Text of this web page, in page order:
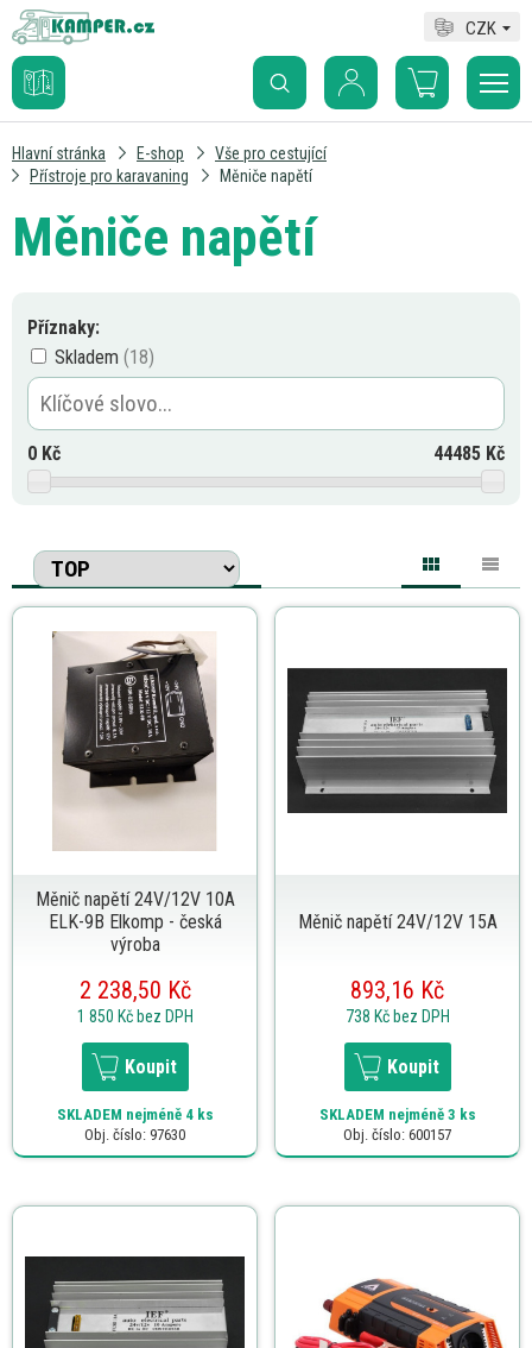
CZK
Hlavní stránka E-shop
Vše pro cestující
Přístroje pro karavaning
Měniče napětí
Měniče napětí
Příznaky:
Skladem
0 Kč 44485 Kč
Měnič napětí 24V/12V 10A
ELK-9B Elkomp - česká
výroba
2 238,50 Kč
1 850 Kč bez DPH
Koupit
SKLADEM nejméně 4 ks
Obj. číslo: 97630
Měnič napětí 24V/12V 15A
893,16 Kč
738 Kč bez DPH
Koupit
SKLADEM nejméně 3 ks
Obj. číslo: 600157